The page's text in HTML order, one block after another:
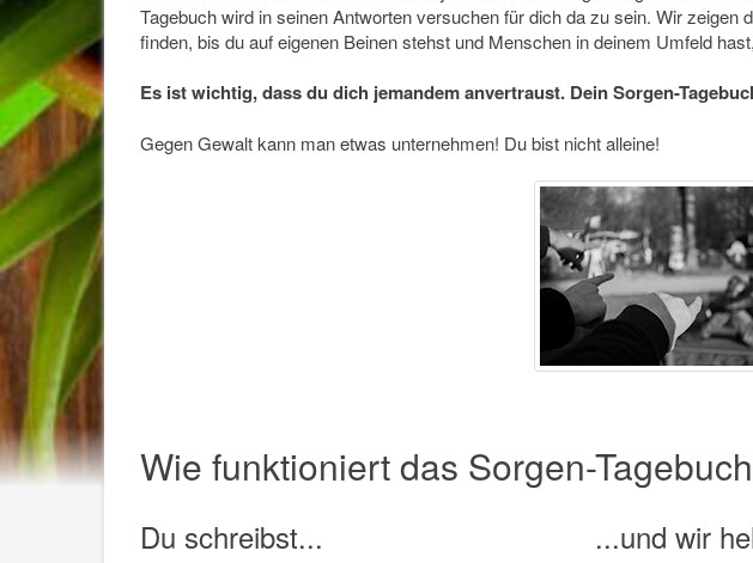
Tagebuch wird in seinen Antworten versuchen für dich da zu sein. Wir
finden, bis du auf eigenen Beinen stehst und Menschen in deinem Umfeld
Es ist wichtig, dass du dich jemandem anvertraust. Dein Sorgen-
Gegen Gewalt kann man etwas unternehmen! Du bist nicht alleine!
Wie funktioniert das Sorgen-
Du schreibst... ...und wir